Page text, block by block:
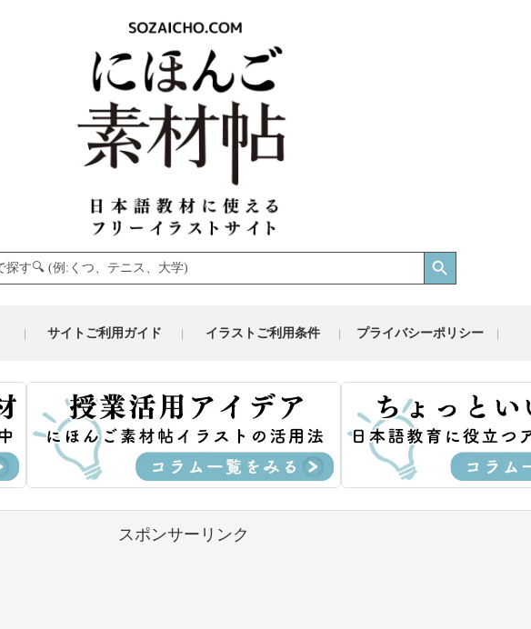
Search Button
サイトご利用ガイド イラストご利用条件 プライバシーポリシー
スポンサーリンク